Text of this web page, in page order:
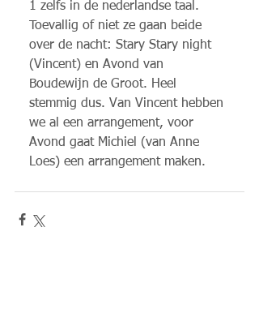
1 zelfs in de nederlandse taal.
Toevallig of niet ze gaan beide
over de nacht: Stary Stary night
(Vincent) en Avond van
Boudewijn de Groot. Heel
stemmig dus. Van Vincent hebben
we al een arrangement, voor
Avond gaat Michiel (van Anne
Loes) een arrangement maken.